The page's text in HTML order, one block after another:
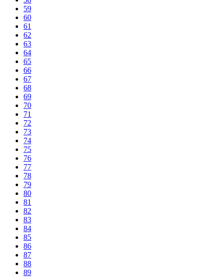
59
60
61
62
63
64
65
66
67
68
69
70
71
72
73
74
75
76
77
78
79
80
81
82
83
84
85
86
87
88
89